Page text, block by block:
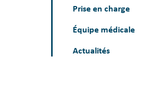
Prise en charge
Équipe médicale
Actualités